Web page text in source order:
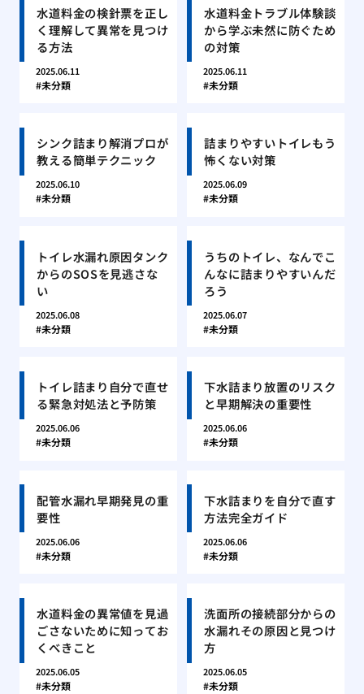
水道料金の検針票を正し
く理解して異常を見つけ
る方法
2025.06.11
未分類
水道料金トラブル体験談
から学ぶ未然に防ぐため
の対策
2025.06.11
未分類
シンク詰まり解消プロが
教える簡単テクニック
2025.06.10
未分類
詰まりやすいトイレもう
怖くない対策
2025.06.09
未分類
トイレ水漏れ原因タンク
からのSOSを見逃さな
い
2025.06.08
未分類
うちのトイレ、なんでこ
んなに詰まりやすいんだ
ろう
2025.06.07
未分類
トイレ詰まり自分で直せ
る緊急対処法と予防策
2025.06.06
未分類
下水詰まり放置のリスク
と早期解決の重要性
2025.06.06
未分類
配管水漏れ早期発見の重
要性
2025.06.06
未分類
下水詰まりを自分で直す
方法完全ガイド
2025.06.06
未分類
水道料金の異常値を見過
ごさないために知ってお
くべきこと
2025.06.05
未分類
洗面所の接続部分からの
水漏れその原因と見つけ
方
2025.06.05
未分類